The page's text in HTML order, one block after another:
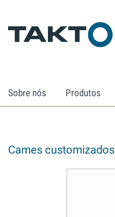
Sobre nós Produtos
Cames customizados